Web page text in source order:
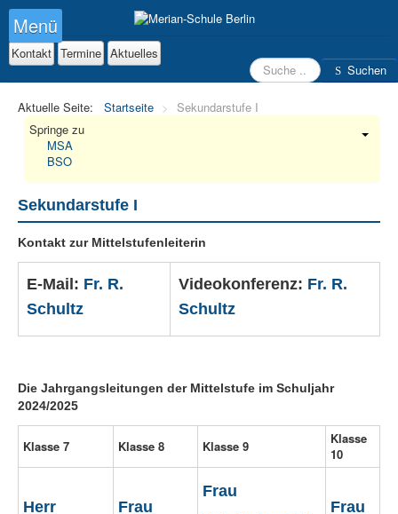
Suchen Suchen
Kontakt Termine Aktuelles
Menü
Aktuelle Seite: Startseite > Sekundarstufe I
Springe zu
MSA
BSO
Sekundarstufe I
Kontakt zur Mittelstufenleiterin
E-Mail: Fr. R.
Schultz
Videokonferenz: Fr. R.
Schultz
Die Jahrgangsleitungen der Mittelstufe im Schuljahr
2024/2025
Klasse 7 Klasse 8 Klasse 9
Klasse
10
Herr
Frau
Frau
Frau